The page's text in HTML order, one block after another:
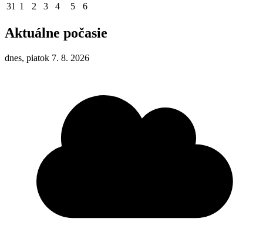
31 1 2 3 4 5 6
Aktuálne počasie
dnes, piatok 7. 8. 2026